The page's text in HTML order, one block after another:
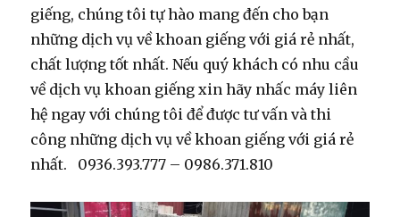
giếng, chúng tôi tự hào mang đến cho bạn
những dịch vụ về khoan giếng với giá rẻ nhất,
chất lượng tốt nhất. Nếu quý khách có nhu cầu
về dịch vụ khoan giếng xin hãy nhấc máy liên
hệ ngay với chúng tôi để được tư vấn và thi
công những dịch vụ về khoan giếng với giá rẻ
nhất. 0936.393.777 – 0986.371.810